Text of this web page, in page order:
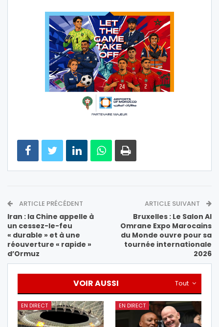
ARTICLE PRÉCÉDENT
Iran : la Chine appelle à
un cessez-le-feu
« durable » et à une
réouverture « rapide »
d’Ormuz
ARTICLE SUIVANT
Bruxelles : Le Salon Al
Omrane Expo Marocains
du Monde ouvre pour sa
tournée internationale
2026
Tout
VOIR AUSSI
EN DIRECT EN DIRECT